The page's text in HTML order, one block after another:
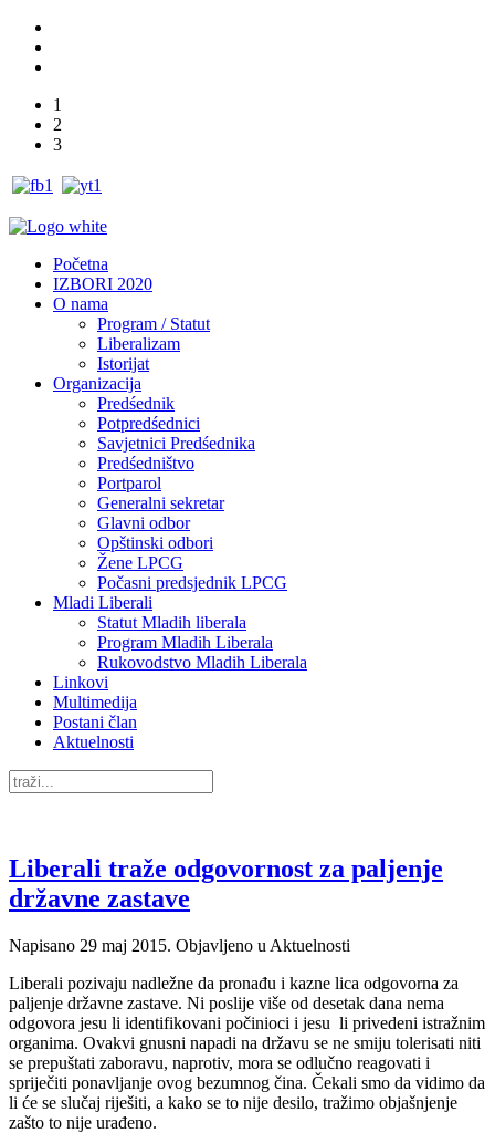
1
2
3
Početna
IZBORI 2020
O nama
Program / Statut
Liberalizam
Istorijat
Organizacija
Predśednik
Potpredśednici
Savjetnici Predśednika
Predśedništvo
Portparol
Generalni sekretar
Glavni odbor
Opštinski odbori
Žene LPCG
Počasni predsjednik LPCG
Mladi Liberali
Statut Mladih liberala
Program Mladih Liberala
Rukovodstvo Mladih Liberala
Linkovi
Multimedija
Postani član
Aktuelnosti
Liberali traže odgovornost za paljenje
državne zastave
Napisano 29 maj 2015. Objavljeno u Aktuelnosti
Liberali pozivaju nadležne da pronađu i kazne lica odgovorna za
paljenje državne zastave. Ni poslije više od desetak dana nema
odgovora jesu li identifikovani počinioci i jesu li privedeni istražnim
organima. Ovakvi gnusni napadi na državu se ne smiju tolerisati niti
se prepuštati zaboravu, naprotiv, mora se odlučno reagovati i
spriječiti ponavljanje ovog bezumnog čina. Čekali smo da vidimo da
li će se slučaj riješiti, a kako se to nije desilo, tražimo objašnjenje
zašto to nije urađeno.